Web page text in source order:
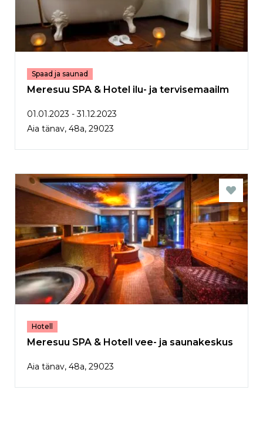
Spaad ja saunad
Meresuu SPA & Hotel ilu- ja tervisemaailm
01.01.2023 - 31.12.2023
Aia tänav, 48a, 29023
Hotell
Meresuu SPA & Hotell vee- ja saunakeskus
Aia tänav, 48a, 29023